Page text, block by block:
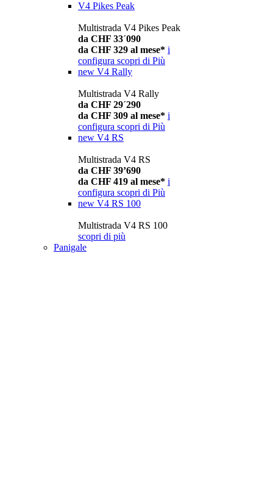
V4 Pikes Peak
Multistrada V4 Pikes Peak
da CHF 33´090
da CHF 329 al mese* i
configura scopri di Più
new V4 Rally
Multistrada V4 Rally
da CHF 29´290
da CHF 309 al mese* i
configura scopri di Più
new V4 RS
Multistrada V4 RS
da CHF 39’690
da CHF 419 al mese* i
configura scopri di Più
new V4 RS 100
Multistrada V4 RS 100
scopri di più
Panigale